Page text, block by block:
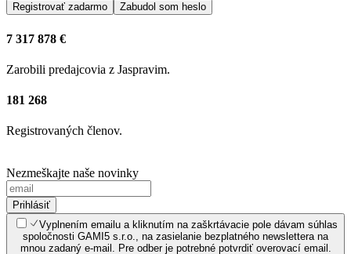
Registrovať zadarmo Zabudol som heslo
7 317 878 €
Zarobili predajcovia z Jaspravim.
181 268
Registrovaných členov.
Nezmeškajte naše novinky
Prihlásiť
Vyplnením emailu a kliknutím na zaškrtávacie pole dávam súhlas
spoločnosti GAMI5 s.r.o., na zasielanie bezplatného newslettera na
mnou zadaný e-mail. Pre odber je potrebné potvrdiť overovací email.